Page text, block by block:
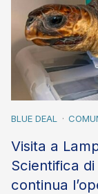
BLUE DEAL
Visita a
Scientifica
continua